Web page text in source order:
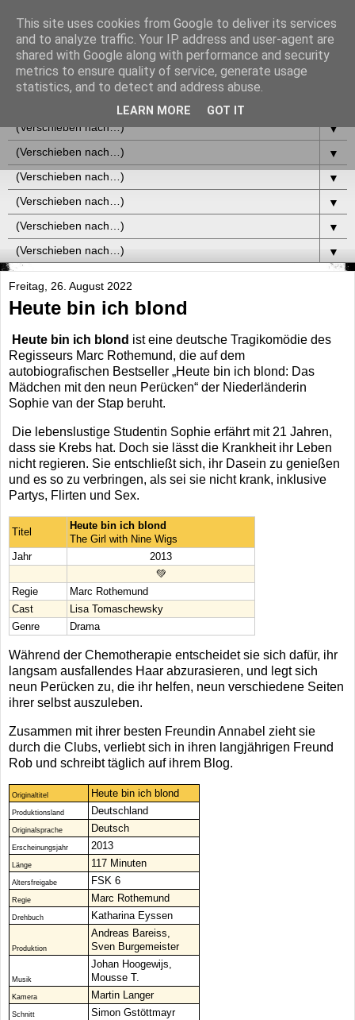
▼
▼
▼
▼
▼
▼
Freitag, 26. August 2022
Heute bin ich blond
Heute bin ich blond ist eine deutsche Tragikomödie des
Regisseurs Marc Rothemund, die auf dem
autobiografischen Bestseller „Heute bin ich blond: Das
Mädchen mit den neun Perücken“ der Niederländerin
Sophie van der Stap beruht.
Die lebenslustige Studentin Sophie erfährt mit 21 Jahren,
dass sie Krebs hat. Doch sie lässt die Krankheit ihr Leben
nicht regieren. Sie entschließt sich, ihr Dasein zu genießen
und es so zu verbringen, als sei sie nicht krank, inklusive
Partys, Flirten und Sex.
Titel
Heute bin ich blond
The Girl with Nine Wigs
Jahr
2013
💚
Regie
Marc Rothemund
Cast
Lisa Tomaschewsky
Genre
Drama
Während der Chemotherapie entscheidet sie sich dafür, ihr
langsam ausfallendes Haar abzurasieren, und legt sich
neun Perücken zu, die ihr helfen, neun verschiedene Seiten
ihrer selbst auszuleben.
Zusammen mit ihrer besten Freundin Annabel zieht sie
durch die Clubs, verliebt sich in ihren langjährigen Freund
Rob und schreibt täglich auf ihrem Blog.
Originaltitel Heute bin ich blond
Produktionsland Deutschland
Originalsprache Deutsch
Erscheinungsjahr 2013
Länge 117 Minuten
Altersfreigabe FSK 6
Regie Marc Rothemund
Drehbuch Katharina Eyssen
Produktion
Andreas Bareiss,
Sven Burgemeister
Musik
Johan Hoogewijs,
Mousse T.
Kamera Martin Langer
Schnitt
Simon Gstöttmayr
This site uses cookies from Google to deliver its services
and to analyze traffic. Your IP address and user-agent are
shared with Google along with performance and security
metrics to ensure quality of service, generate usage
statistics, and to detect and address abuse.
LEARN MORE GOT IT